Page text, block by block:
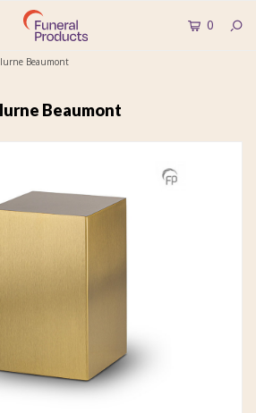
0
Beaumont
Beaumont